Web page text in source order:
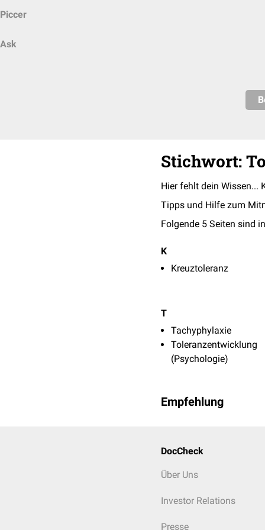
Piccer
Ask
Stichwort:
Hier fehlt dein Wissen...
Tipps und Hilfe zum
Folgende 5 Seiten sind
K
Kreuztoleranz
T
Tachyphylaxie
Toleranzentwicklung
(Psychologie)
Empfehlung
DocCheck
Über Uns
Investor Relations
Presse